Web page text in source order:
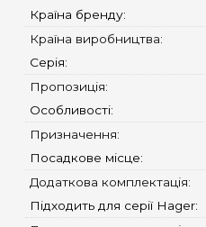
Країна бренду:
Країна виробництва:
Серія:
Пропозиція:
Особливості:
Призначення:
Посадкове місце:
Додаткова комплектація: